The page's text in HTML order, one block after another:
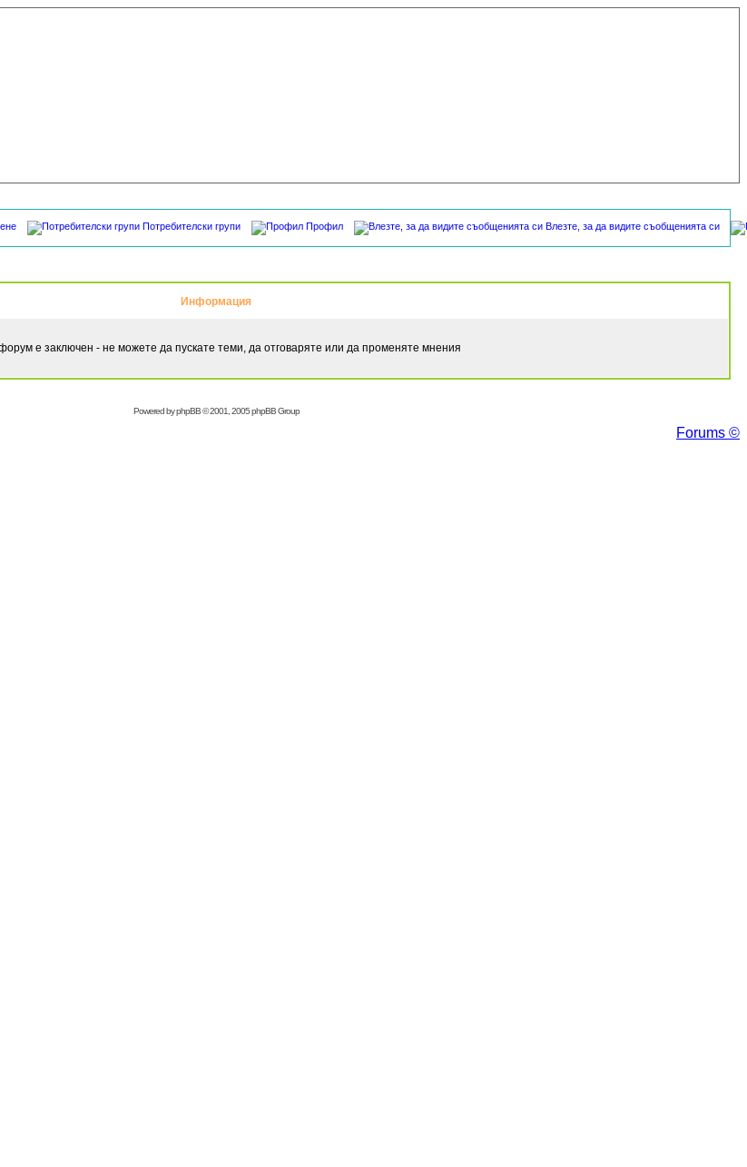
Потребителски групи Профил Влезте, за да видите съобщенията си
Информация
е заключен - не можете да пускате теми, да отговаряте или да променяте мнения
Powered byphpBB© 2001, 2005 phpBB Group
Forums ©